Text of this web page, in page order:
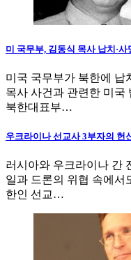
미 국무부, 김동식 목사 납치·
미국 국무부가 북한에 납
목사 사건과 관련한 미국
북한대표부…
우크라이나 선교사 3부자의
러시아와 우크라이나 간
일과 드론의 위협 속에서
한인 선교…